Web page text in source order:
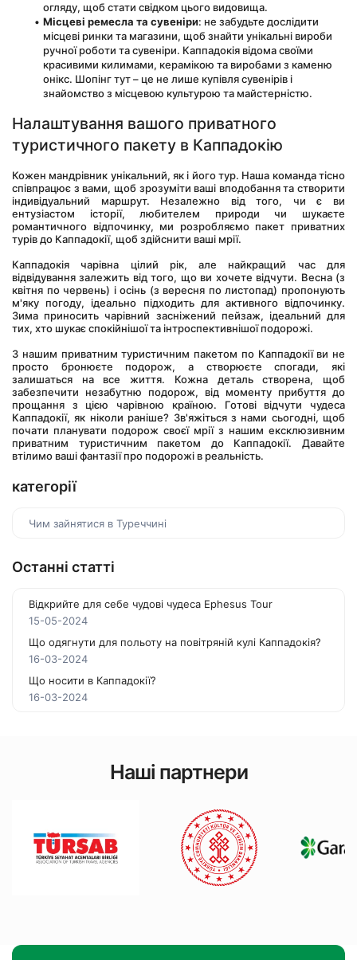
огляду, щоб стати свідком цього видовища.
Місцеві ремесла та сувеніри: не забудьте дослідити
місцеві ринки та магазини, щоб знайти унікальні вироби
ручної роботи та сувеніри. Каппадокія відома своїми
красивими килимами, керамікою та виробами з каменю
онікс. Шопінг тут – це не лише купівля сувенірів і
знайомство з місцевою культурою та майстерністю.
Налаштування вашого приватного
туристичного пакету в Каппадокію
Кожен мандрівник унікальний, як і його тур. Наша команда тісно
співпрацює з вами, щоб зрозуміти ваші вподобання та створити
індивідуальний маршрут. Незалежно від того, чи є ви
ентузіастом історії, любителем природи чи шукаєте
романтичного відпочинку, ми розробляємо пакет приватних
турів до Каппадокії, щоб здійснити ваші мрії.
Каппадокія чарівна цілий рік, але найкращий час для
відвідування залежить від того, що ви хочете відчути. Весна (з
квітня по червень) і осінь (з вересня по листопад) пропонують
м'яку погоду, ідеально підходить для активного відпочинку.
Зима приносить чарівний засніжений пейзаж, ідеальний для
тих, хто шукає спокійнішої та інтроспективнішої подорожі.
З нашим приватним туристичним пакетом по Каппадокії ви не
просто бронюєте подорож, а створюєте спогади, які
залишаться на все життя. Кожна деталь створена, щоб
забезпечити незабутню подорож, від моменту прибуття до
прощання з цією чарівною країною. Готові відчути чудеса
Каппадокії, як ніколи раніше? Зв'яжіться з нами сьогодні, щоб
почати планувати подорож своєї мрії з нашим ексклюзивним
приватним туристичним пакетом до Каппадокії. Давайте
втілимо ваші фантазії про подорожі в реальність.
категорії
Чим зайнятися в Туреччині
Останні статті
Відкрийте для себе чудові чудеса Ephesus Tour
15-05-2024
Що одягнути для польоту на повітряній кулі Каппадокія?
16-03-2024
Що носити в Каппадокії?
16-03-2024
Наші партнери